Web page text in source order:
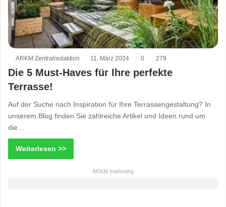
ARKM Zentralredaktion 11. März 2024 0 279
Die 5 Must-Haves für Ihre perfekte
Terrasse!
Auf der Suche nach Inspiration für Ihre Terrassengestaltung? In
unserem Blog finden Sie zahlreiche Artikel und Ideen rund um
die…
Weiterlesen >>
ARKM.marketing